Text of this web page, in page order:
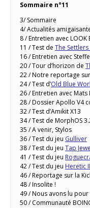
Sommaire n°11
3/ Sommaire
4/ Actualités
8 / Entretien avec LOOK
11 / Test de The
16 / Entretien avec
20 / Tour d’horizon de
22 / Notre reportage sur
24 / Test d’Old Blue
26 / Entretien avec Mats
28 / Dossier Apollo V4
32 / Test d’Amikit X13
34 / Test de MorphOS
35 / A venir, Stylos
36 / Test du jeu Gulliver
38 / Test du jeu Tap
41 / Test du jeu
42 / Test du jeu Heretic II
46 / Reportage sur la
48 / Insolite !
49 / Nous avons lu pour
50 / Communauté